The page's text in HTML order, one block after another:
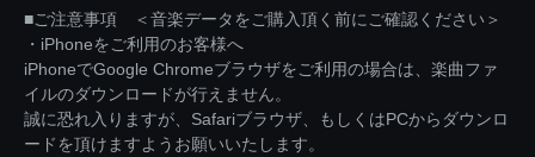
■ご注意事項 ＜音楽データをご購入頂く前にご確認ください＞
・iPhoneをご利用のお客様へ
iPhoneでGoogle Chromeブラウザをご利用の場合は、楽曲ファ
イルのダウンロードが行えません。
誠に恐れ入りますが、Safariブラウザ、もしくはPCからダウンロ
ードを頂けますようお願いいたします。